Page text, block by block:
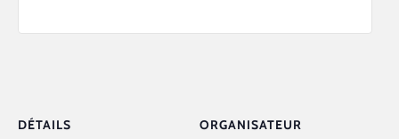
DÉTAILS ORGANISATEUR